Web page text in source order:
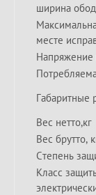
ширина
месте
Напряжение
Габаритные
Вес нетто,кг
Вес брутто,
Степень
Класс